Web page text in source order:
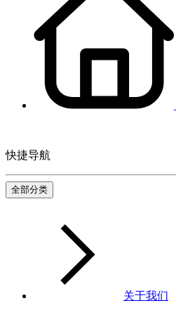
快捷导航
全部分类
关于我们